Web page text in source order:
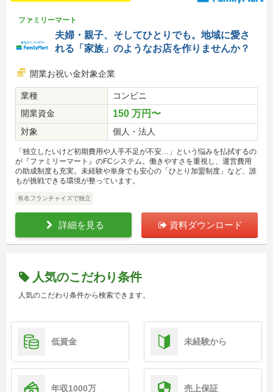
ファミリーマート
夫婦・親子、そしてひとりでも。地域に愛さ
れる「家族」のようなお店を作りませんか？
開業お祝い金対象企業
業種
コンビニ
開業資金
150 万円〜
対象 個人・法人
「独立したいけど初期費用や人手不足が不安…」という悩みを払拭するの
が『ファミリーマート』のFCシステム。働きやすさを重視し、運営費用
の助成制度も充実。未経験や単身でも安心の「ひとり加盟制度」など、誰
もが挑戦できる環境が整っています。
有名フランチャイズで独立
詳細を見る 資料ダウンロード
人気のこだわり条件
人気のこだわり条件から検索できます。
低資金 未経験から
年収1000万 売上保証